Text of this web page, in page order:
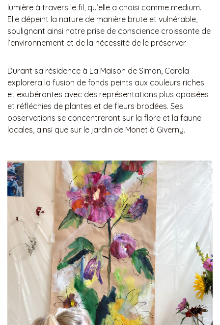
lumière à travers le fil, qu’elle a choisi comme medium.
Elle dépeint la nature de manière brute et vulnérable,
soulignant ainsi notre prise de conscience croissante de
l’environnement et de la nécessité de le préserver.
Durant sa résidence à La Maison de Simon, Carola
explorera la fusion de fonds peints aux couleurs riches
et exubérantes avec des représentations plus apaisées
et réfléchies de plantes et de fleurs brodées. Ses
observations se concentreront sur la flore et la faune
locales, ainsi que sur le jardin de Monet à Giverny.